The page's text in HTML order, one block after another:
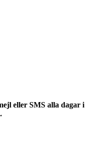
eller SMS alla dagar i